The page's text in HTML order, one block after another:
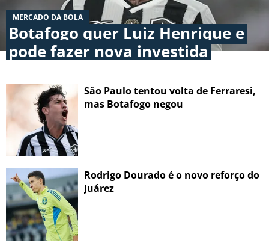
MERCADO DA BOLA
Botafogo quer Luiz Henrique e
pode fazer nova investida
São Paulo tentou volta de Ferraresi,
mas Botafogo negou
Rodrigo Dourado é o novo reforço do
Juárez